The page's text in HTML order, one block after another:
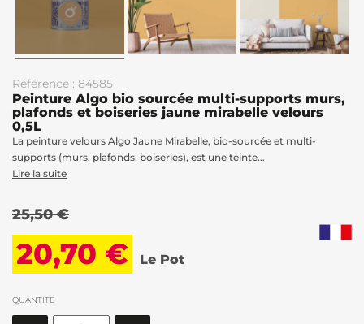
Référence : 84585
Peinture Algo bio sourcée multi-supports murs,
plafonds et boiseries jaune mirabelle velours
0,5L
La peinture velours Algo Jaune Mirabelle, bio-sourcée et multi-
supports (murs, plafonds, boiseries), est une teinte...
Lire la suite
25,50 €
20,70 € Le Pot
QUANTITÉ